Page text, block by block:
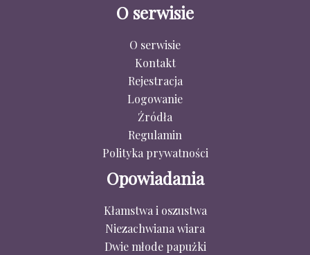
O serwisie
O serwisie
Kontakt
Rejestracja
Logowanie
Źródła
Regulamin
Polityka prywatności
Opowiadania
Kłamstwa i oszustwa
Niezachwiana wiara
Dwie młode papużki